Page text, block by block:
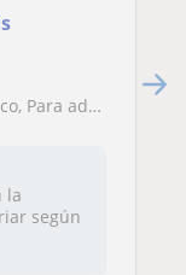
adultos
la
según